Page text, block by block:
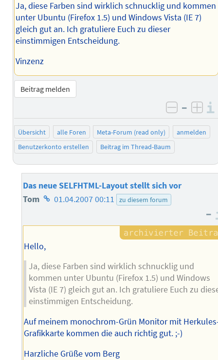
Ja, diese Farben sind wirklich schnucklig und kommen
unter Ubuntu (Firefox 1.5) und Windows Vista (IE 7)
gleich gut an. Ich gratuliere Euch zu dieser
einstimmigen Entscheidung.
Vinzenz
Beitrag melden
negativ
–
Übersicht alle Foren Meta-Forum (read only)
anmelden
Benutzerkonto erstellen
Beitrag im Thread-Baum
Das neue SELFHTML-Layout stellt sich vor
Tom Homepage
Autors
01.04.2007 00:11 zu diesem forum
–
Hello,
Ja, diese Farben sind wirklich schnucklig und
kommen unter Ubuntu (Firefox 1.5) und Windows
Vista (IE 7) gleich gut an. Ich gratuliere Euch zu
einstimmigen Entscheidung.
Auf meinem monochrom-Grün Monitor mit
Grafikkarte kommen die auch richtig gut. ;-)
Harzliche Grüße vom Berg